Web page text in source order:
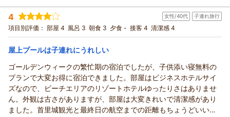
されていました。気の毒でした。
チェックインが遅い客には価値のないラウンジです。
宿泊時期： 2026年04月宿泊 (出張)
投稿者： Meikibikaさん
宿泊プラン： 【3月厳選】＜早期割＞30日前の予約限定で15％OFF！／プレ
ミアラウンジアクセス付
ツイン 朝のみ
宿泊価格帯： 10,001～11,000円(大人一人あたり/税込)
4 女性/40代 子連れ旅行
項目別評価： 部屋 4 風呂 3 朝食 3 夕食 - 接客 4 清潔感 4
屋上プールは子連れにうれしい
ゴールデンウィークの繁忙期の宿泊でしたが、子供添い寝無料の
プランで大変お得に宿泊できました。部屋はビジネスホテルサイ
ズなので、ビーチエリアのリゾートホテルゆったりさはありませ
ん。外観は古さがありますが、部屋は大変きれいで清潔感があり
ました。首里城観光と最終日の航空までの距離もちょうどいいで